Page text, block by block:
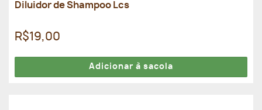
Diluidor de Shampoo Lcs
R$19,00
Adicionar à sacola